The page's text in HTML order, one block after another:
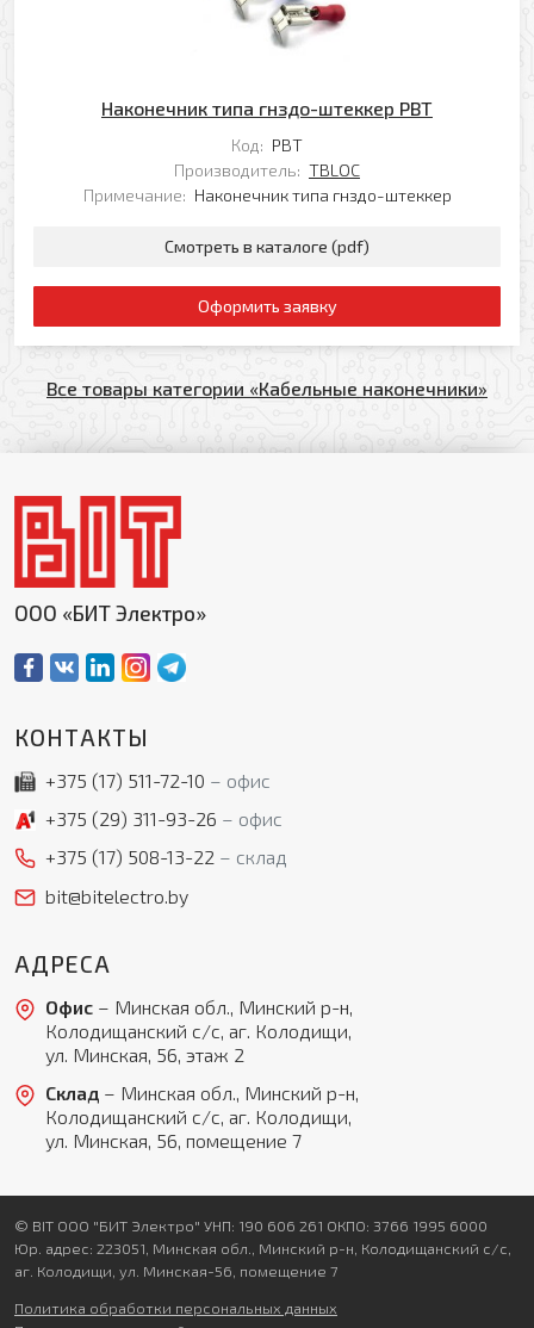
Наконечник типа гнздо-штеккер PBT
Код: PBT
Производитель: TBLOC
Примечание: Наконечник типа гнздо-штеккер
Смотреть в каталоге (pdf)
Оформить заявку
Все товары категории «Кабельные наконечники»
ООО «БИТ Электро»
КОНТАКТЫ
+375 (17) 511-72-10
офис
+375 (29) 311-93-26
офис
+375 (17) 508-13-22
склад
bit@bitelectro.by
АДРЕСА
Офис– Минская обл., Минский р-н,
Колодищанский с/с, аг. Колодищи,
ул. Минская, 56, этаж 2
Склад– Минская обл., Минский р-н,
Колодищанский с/с, аг. Колодищи,
ул. Минская, 56, помещение 7
© BIT ООО "БИТ Электро" УНП: 190 606 261 ОКПО: 3766 1995 6000
Юр. адрес: 223051, Минская обл., Минский р-н, Колодищанский с/с,
аг. Колодищи, ул. Минская-56, помещение 7
Политика обработки персональных данных